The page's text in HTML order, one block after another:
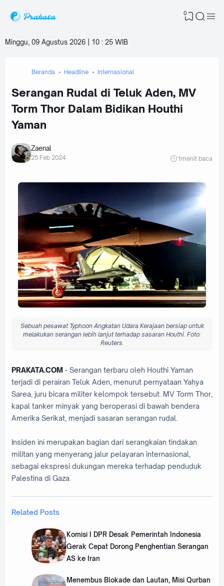
0
Minggu, 09 Agustus 2026 | 10 : 25 WIB
Beranda Headline Internasional
Serangan Rudal di Teluk Aden, MV
Torm Thor Dalam Bidikan Houthi
Yaman
Zaenal
25 Feb 2024 1 menit baca
Sebuah pesawat Typhoon Angkatan Udara Kerajaan bersiap untuk
melakukan serangan lebih lanjut terhadap sasaran Houthi. Foto:
Reuters.
PRAKATA.COM - Serangan terbaru oleh Houthi Yaman
terjadi di perairan Teluk Aden, menurut pernyataan Yahya
Sarea, juru bicara militer kelompok tersebut. MV Torm Thor,
kapal tanker minyak yang beroperasi di bawah bendera
Amerika Serikat, menjadi sasaran serangan rudal.
Insiden ini merupakan bagian dari serangkaian tindakan
militan yang menyerang jalur pelayaran internasional,
sebagai ekspresi dukungan mereka terhadap penduduk
Palestina di Gaza.
Related Posts
Komisi I DPR Desak Pemerintah Indonesia
Gerak Cepat Dorong Penghentian Serangan
AS ke Iran
‎Menembus Blokade dan Lautan, Misi Qurban